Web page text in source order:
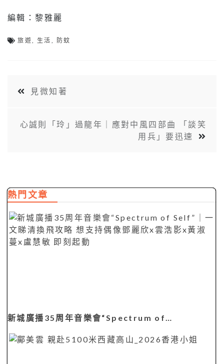
編輯：黎雅麗
旅遊, 生活 , 防蚊
見微知著
心誠則「玲」過龍年｜應對中風四部曲 「談笑
⽤兵」要迅速
熱門文章
新城廣播35周年音樂會“Spectrum of…